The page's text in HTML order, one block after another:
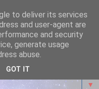
Mosollyal,
csokival.
▼
to deliver its services
and user-agent are
and security
generate usage
abuse.
GOT IT